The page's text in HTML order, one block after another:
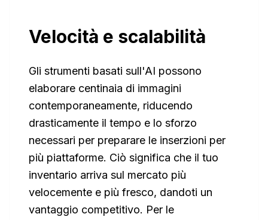
Velocità e scalabilità
Gli strumenti basati sull'AI possono
elaborare centinaia di immagini
contemporaneamente, riducendo
drasticamente il tempo e lo sforzo
necessari per preparare le inserzioni per
più piattaforme. Ciò significa che il tuo
inventario arriva sul mercato più
velocemente e più fresco, dandoti un
vantaggio competitivo. Per le